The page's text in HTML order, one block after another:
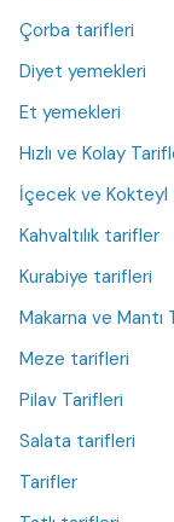
Çorba tarifleri
Diyet yemekleri
Et yemekleri
Hızlı ve Kolay
İçecek ve Kokteyl
Kahvaltılık tarifler
Kurabiye tarifleri
Makarna ve Mantı
Meze tarifleri
Pilav Tarifleri
Salata tarifleri
Tarifler